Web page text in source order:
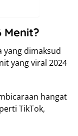
Menit?
yang dimaksud
yang viral 2024
hangat
TikTok,